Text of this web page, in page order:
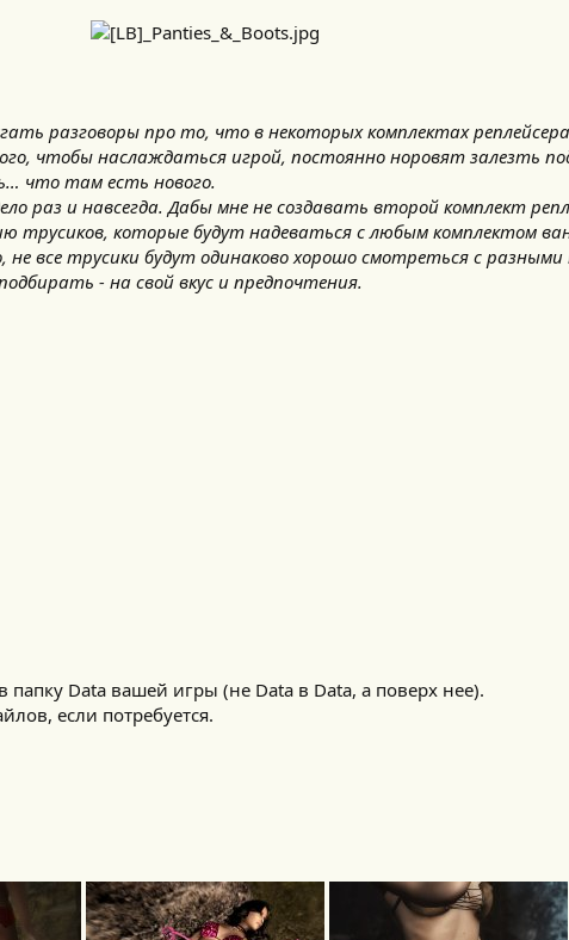
разговоры про то, что в некоторых комплектах
чтобы наслаждаться игрой, постоянно норовят залезть
что там есть нового.
раз и навсегда. Дабы мне не создавать второй комплект
трусиков, которые будут надеваться с любым комплектом
не все трусики будут одинаково хорошо смотреться с
- на свой вкус и предпочтения.
папку Data вашей игры (не Data в Data, а поверх нее).
если потребуется.